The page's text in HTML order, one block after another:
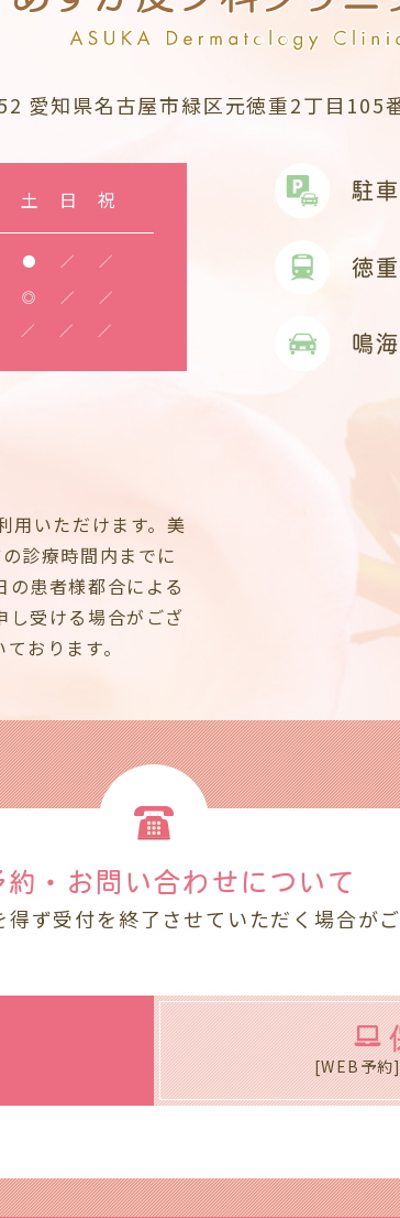
愛知県名古屋市緑区元徳重2丁目105
土 日 祝
● ／ ／
◎ ／ ／
／ ／ ／
用いただけます。美
診療時間内までに
患者様都合による
し受ける場合がござ
おります。
駐
徳
鳴
約・お問い合わせ について
ず受付を終了させていただく場合が
[WEB予